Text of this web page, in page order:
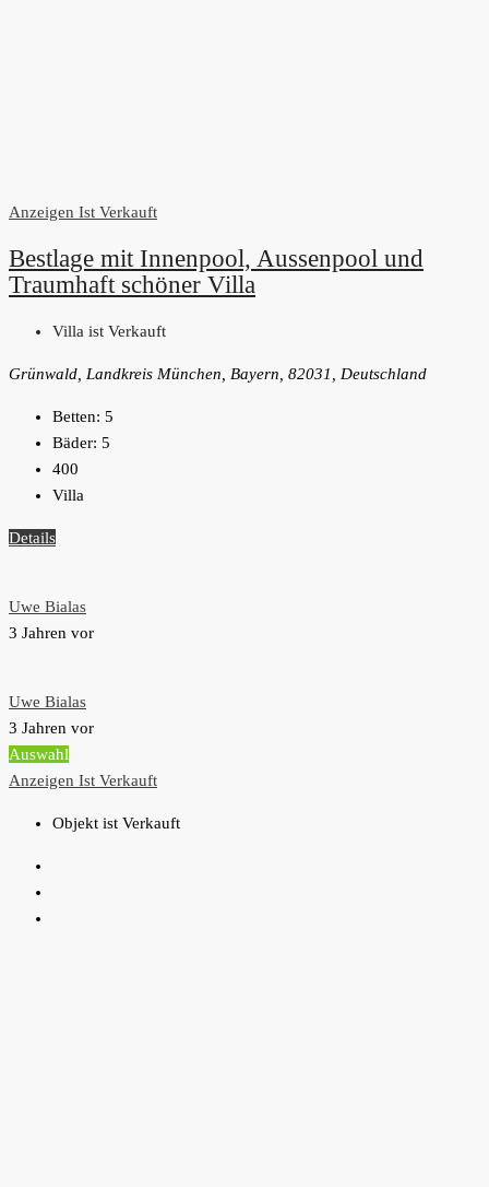
Anzeigen Ist Verkauft
Bestlage mit Innenpool, Aussenpool und
Traumhaft schöner Villa
Villa ist Verkauft
Grünwald, Landkreis München, Bayern, 82031, Deutschland
Betten: 5
Bäder: 5
400
Villa
Details
Uwe Bialas
3 Jahren vor
Uwe Bialas
3 Jahren vor
Auswahl
Anzeigen Ist Verkauft
Objekt ist Verkauft